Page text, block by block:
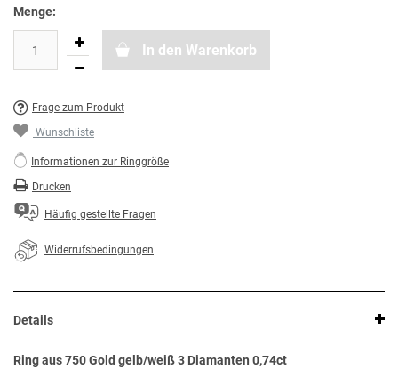
Menge:
In den Warenkorb
Frage zum Produkt
Wunschliste
Informationen zur Ringgröße
Drucken
Häufig gestellte Fragen
Widerrufsbedingungen
Details
Ring aus 750 Gold gelb/weiß 3 Diamanten 0,74ct